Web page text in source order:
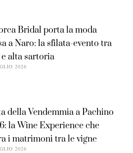
Bridal porta la moda
a Naro: la sfilata-evento tra
alta sartoria
2026
della Vendemmia a Pachino
la Wine Experience che
i matrimoni tra le vigne
2026